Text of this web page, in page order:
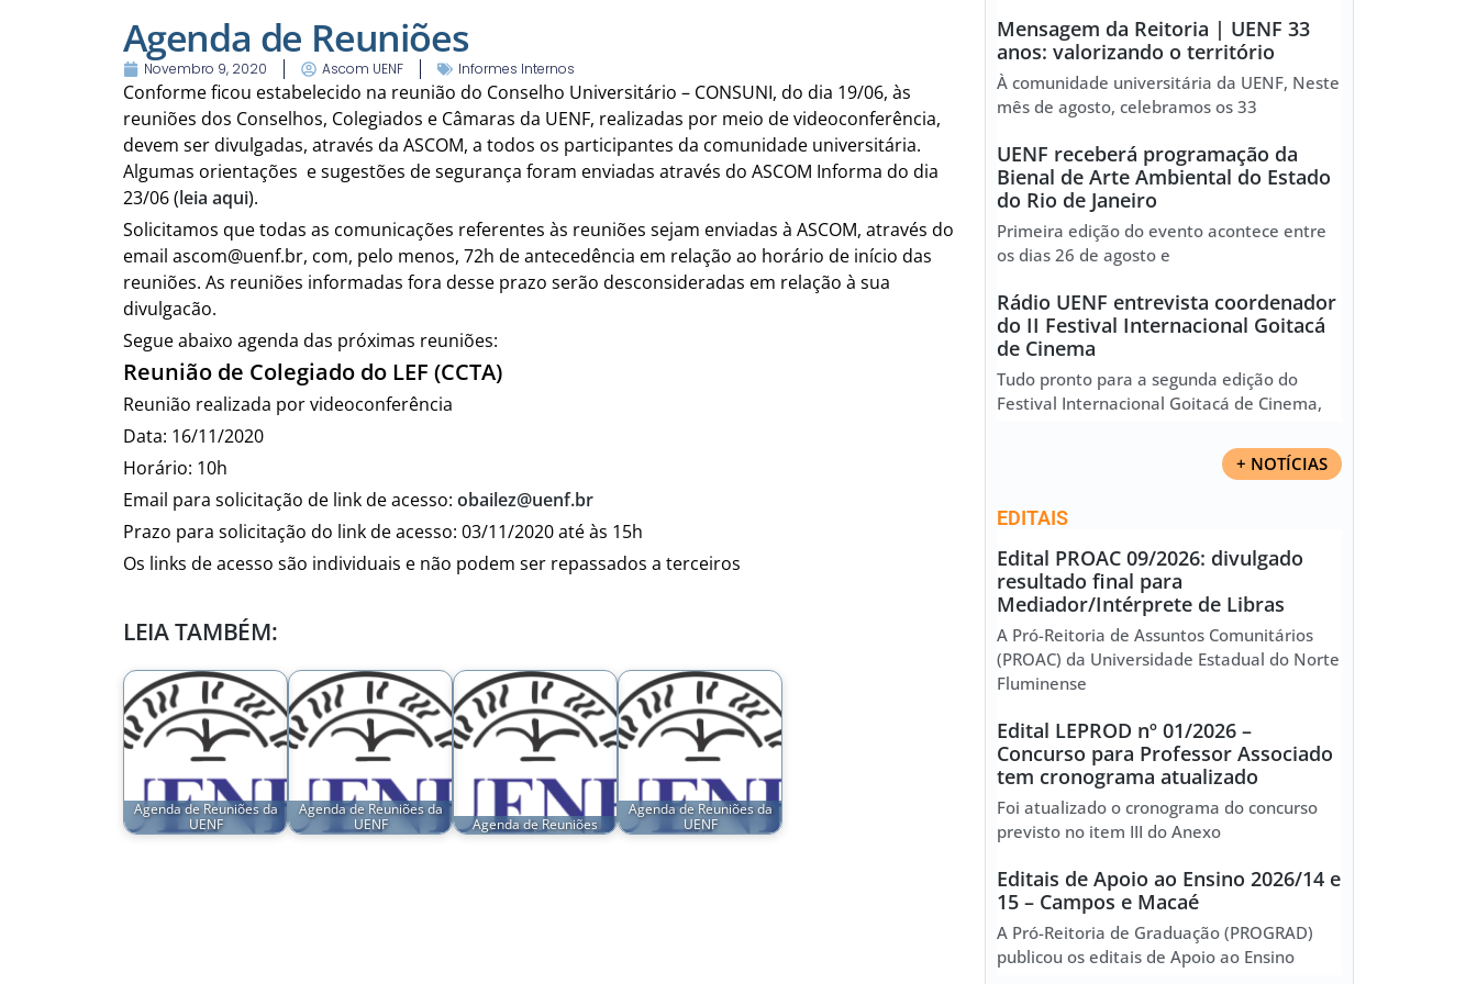
Agenda de Reuniões
Novembro 9, 2020 Ascom UENF Informes Internos
Conforme ficou estabelecido na reunião do Conselho Universitário – CONSUNI, do dia 19/06, às
reuniões dos Conselhos, Colegiados e Câmaras da UENF, realizadas por meio de videoconferência,
devem ser divulgadas, através da ASCOM, a todos os participantes da comunidade universitária.
Algumas orientações e sugestões de segurança foram enviadas através do ASCOM Informa do dia
23/06 (leia aqui).
Solicitamos que todas as comunicações referentes às reuniões sejam enviadas à ASCOM, através do
email ascom@uenf.br, com, pelo menos, 72h de antecedência em relação ao horário de início das
reuniões. As reuniões informadas fora desse prazo serão desconsideradas em relação à sua
divulgacão.
Segue abaixo agenda das próximas reuniões:
Reunião de Colegiado do LEF (CCTA)
Reunião realizada por videoconferência
Data: 16/11/2020
Horário: 10h
Email para solicitação de link de acesso: obailez@uenf.br
Prazo para solicitação do link de acesso: 03/11/2020 até às 15h
Os links de acesso são individuais e não podem ser repassados a terceiros
LEIA TAMBÉM:
Agenda de Reuniões da
UENF
Agenda de Reuniões da
UENF
Agenda de Reuniões
Agenda de Reuniões da
UENF
Mensagem da Reitoria | UENF 33
anos: valorizando o território
À comunidade universitária da UENF, Neste
mês de agosto, celebramos os 33
UENF receberá programação da
Bienal de Arte Ambiental do Estado
do Rio de Janeiro
Primeira edição do evento acontece entre
os dias 26 de agosto e
Rádio UENF entrevista coordenador
do II Festival Internacional Goitacá
de Cinema
Tudo pronto para a segunda edição do
Festival Internacional Goitacá de Cinema,
+ NOTÍCIAS
EDITAIS
Edital PROAC 09/2026: divulgado
resultado final para
Mediador/Intérprete de Libras
A Pró-Reitoria de Assuntos Comunitários
(PROAC) da Universidade Estadual do Norte
Fluminense
Edital LEPROD nº 01/2026 –
Concurso para Professor Associado
tem cronograma atualizado
Foi atualizado o cronograma do concurso
previsto no item III do Anexo
Editais de Apoio ao Ensino 2026/14 e
15 – Campos e Macaé
A Pró-Reitoria de Graduação (PROGRAD)
publicou os editais de Apoio ao Ensino